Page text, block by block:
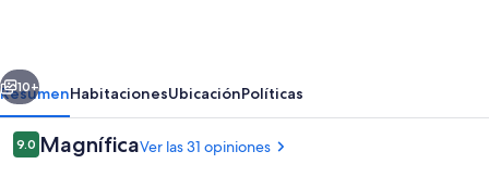
Siguiente
10+
ResumenHabitacionesUbicaciónPolíticas
Opiniones
9.09.0 de 10,
MagníficaVer las 31 opiniones